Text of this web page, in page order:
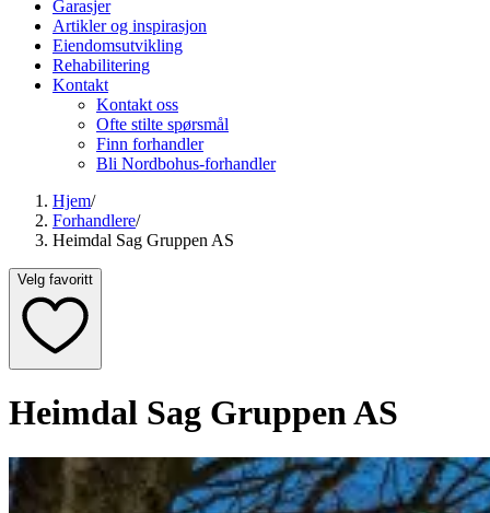
Garasjer
Artikler og inspirasjon
Eiendomsutvikling
Rehabilitering
Kontakt
Kontakt oss
Ofte stilte spørsmål
Finn forhandler
Bli Nordbohus-forhandler
Hjem/
Forhandlere/
Heimdal Sag Gruppen AS
Velg favoritt
Heimdal Sag Gruppen AS